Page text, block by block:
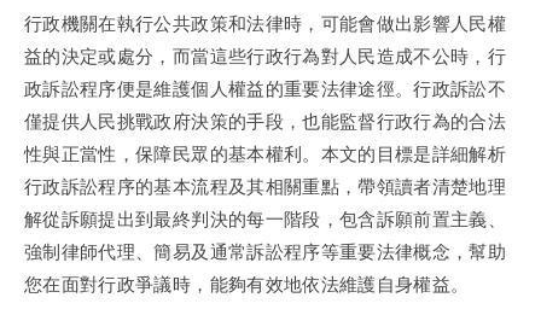
行政機關在執行公共政策和法律時，可能會做出影響人民權
益的決定或處分，而當這些行政行為對人民造成不公時，行
政訴訟程序便是維護個人權益的重要法律途徑。行政訴訟不
僅提供人民挑戰政府決策的手段，也能監督行政行為的合法
性與正當性，保障民眾的基本權利。本文的目標是詳細解析
行政訴訟程序的基本流程及其相關重點，帶領讀者清楚地理
解從訴願提出到最終判決的每一階段，包含訴願前置主義、
強制律師代理、簡易及通常訴訟程序等重要法律概念，幫助
您在面對行政爭議時，能夠有效地依法維護自身權益。